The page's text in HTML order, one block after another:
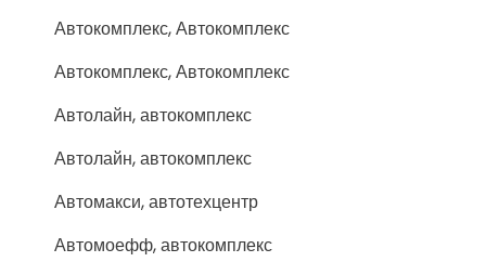
Автокомплекс, Автокомплекс
Автокомплекс, Автокомплекс
Автолайн, автокомплекс
Автолайн, автокомплекс
Автомакси, автотехцентр
Автомоефф, автокомплекс